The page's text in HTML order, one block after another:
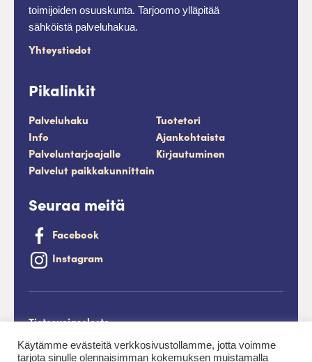
toimijoiden osuuskunta. Tarjoomo ylläpitää
sähköistä palveluhakua.
Yhteystiedot
Pikalinkit
Palveluhaku
Tuotetori
Info
Ajankohtaista
Palveluntarjoajalle
Kirjautuminen
Palvelut paikkakunnittain
Seuraa meitä
Facebook
Instagram
Tietosuojaseloste
Saavutettavuusseloste
Käytämme evästeitä verkkosivustollamme, jotta voimme
tarjota sinulle olennaisimman kokemuksen muistamalla